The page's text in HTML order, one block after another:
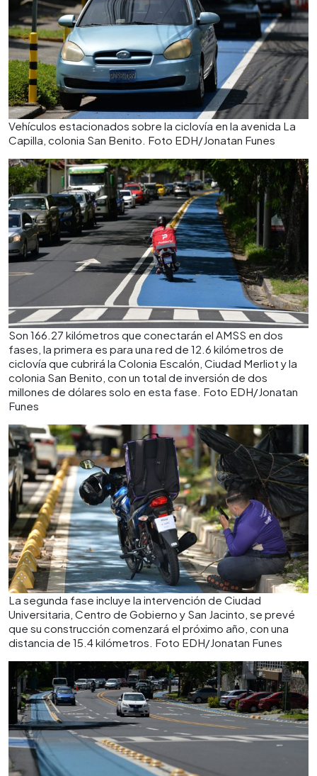
Vehículos estacionados sobre la ciclovía en la avenida La
Capilla, colonia San Benito. Foto EDH/Jonatan Funes
Son 166.27 kilómetros que conectarán el AMSS en dos
fases, la primera es para una red de 12.6 kilómetros de
ciclovía que cubrirá la Colonia Escalón, Ciudad Merliot y la
colonia San Benito, con un total de inversión de dos
millones de dólares solo en esta fase. Foto EDH/Jonatan
Funes
La segunda fase incluye la intervención de Ciudad
Universitaria, Centro de Gobierno y San Jacinto, se prevé
que su construcción comenzará el próximo año, con una
distancia de 15.4 kilómetros. Foto EDH/Jonatan Funes